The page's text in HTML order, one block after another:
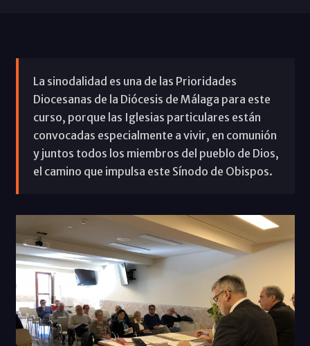
La sinodalidad es una de las Prioridades
Diocesanas de la Diócesis de Málaga para este
curso, porque las Iglesias particulares están
convocadas especialmente a vivir, en comunión
y juntos todos los miembros del pueblo de Dios,
el camino que impulsa este Sínodo de Obispos.